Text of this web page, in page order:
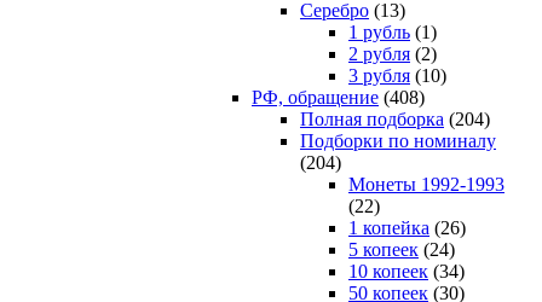
Серебро (13)
1 рубль (1)
2 рубля (2)
3 рубля (10)
РФ, обращение (408)
Полная подборка (204)
Подборки по номиналу
(204)
Монеты 1992-1993
(22)
1 копейка (26)
5 копеек (24)
10 копеек (34)
50 копеек (30)